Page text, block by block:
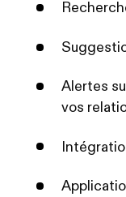
Alertes
vos